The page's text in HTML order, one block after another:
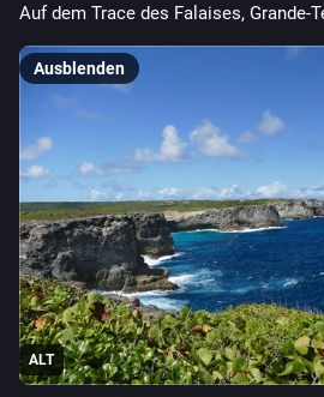
Auf dem Trace des Falaises, Grande-
ALT
Ausblenden